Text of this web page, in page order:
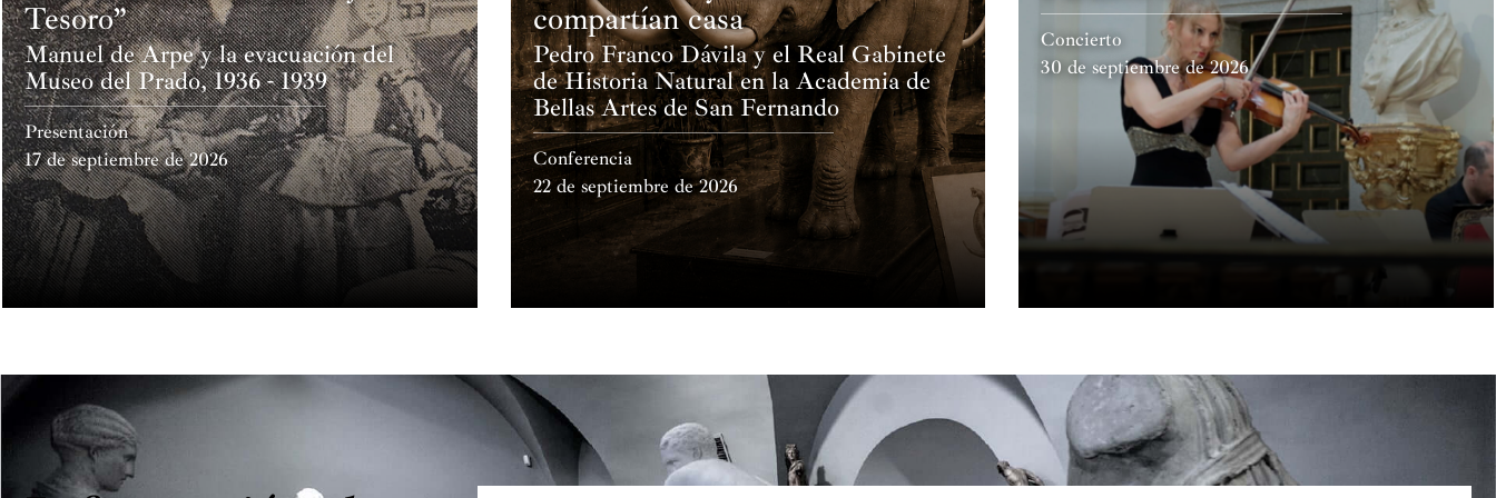
Tesoro”
Manuel de Arpe y la evacuación del
Museo del Prado, 1936 - 1939
Presentación
17 de septiembre de 2026
compartían casa
Pedro Franco Dávila y el Real Gabinete
de Historia Natural en la Academia de
Bellas Artes de San Fernando
Conferencia
22 de septiembre de 2026
Concierto
30 de septiembre de 2026